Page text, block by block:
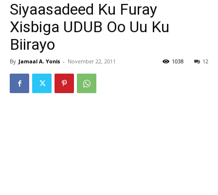
Siyaasadeed Ku Furay
Xisbiga UDUB Oo Uu Ku
Biirayo
By Jamaal A. Yonis - November 22, 2011 12
1038